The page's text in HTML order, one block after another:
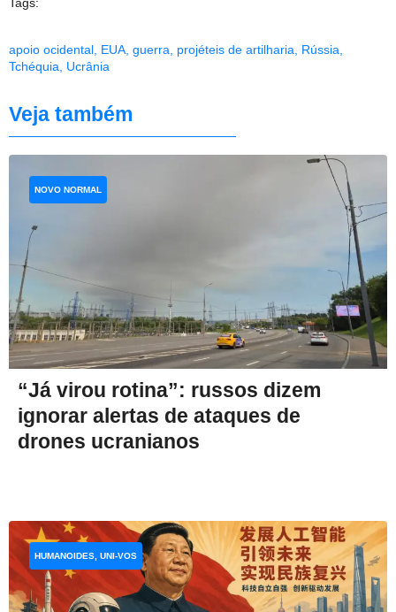
apoio ocidental, EUA, guerra, projéteis de artilharia, Rússia,
Tchéquia, Ucrânia
Veja também
“Já virou rotina”: russos dizem
ignorar alertas de ataques de
drones ucranianos
NOVO NORMAL
HUMANOIDES, UNI-VOS